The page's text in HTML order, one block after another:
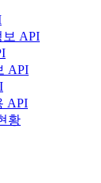
보 API
API
API
황